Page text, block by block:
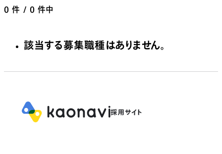
0 件 / 0 件中
該当する募集職種はありません。